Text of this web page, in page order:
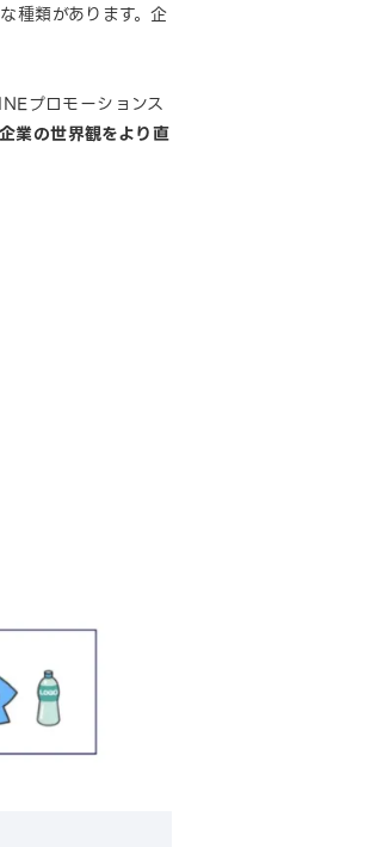
種類があります。企
プロモーションス
企業の世界観をより直